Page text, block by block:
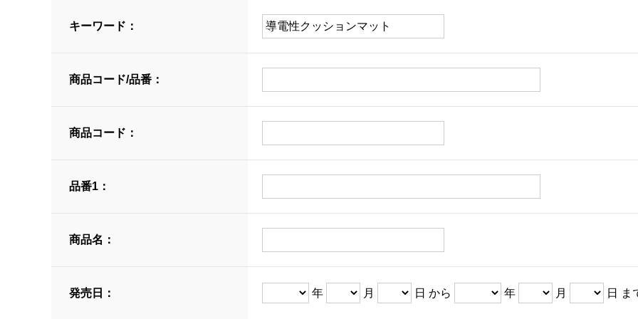
キーワード：
商品コード/品番：
商品コード：
品番1：
商品名：
発売日： 年 月 日 から 年 月 日 ま